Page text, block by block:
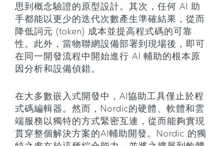
思到概念驗證的原型設計。其次，任何 AI 助
手都能以更少的迭代次數產生準確結果，從而
降低詞元 (token) 成本並提高程式碼的可靠
性。此外，當物聯網設備部署到現場後，即可
在同一開發流程中開始進行 AI 輔助的根本原
因分析和設備偵錯。
在大多數嵌入式開發中，AI協助工具僅止於程
式碼編輯器。然而，Nordic的硬體、軟體和雲
端服務以獨特的方式緊密互連，從而能夠實現
貫穿整個解決方案的AI輔助開發。Nordic 的獨